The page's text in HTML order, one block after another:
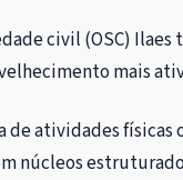
civil (OSC)
mais
de atividades
núcleos